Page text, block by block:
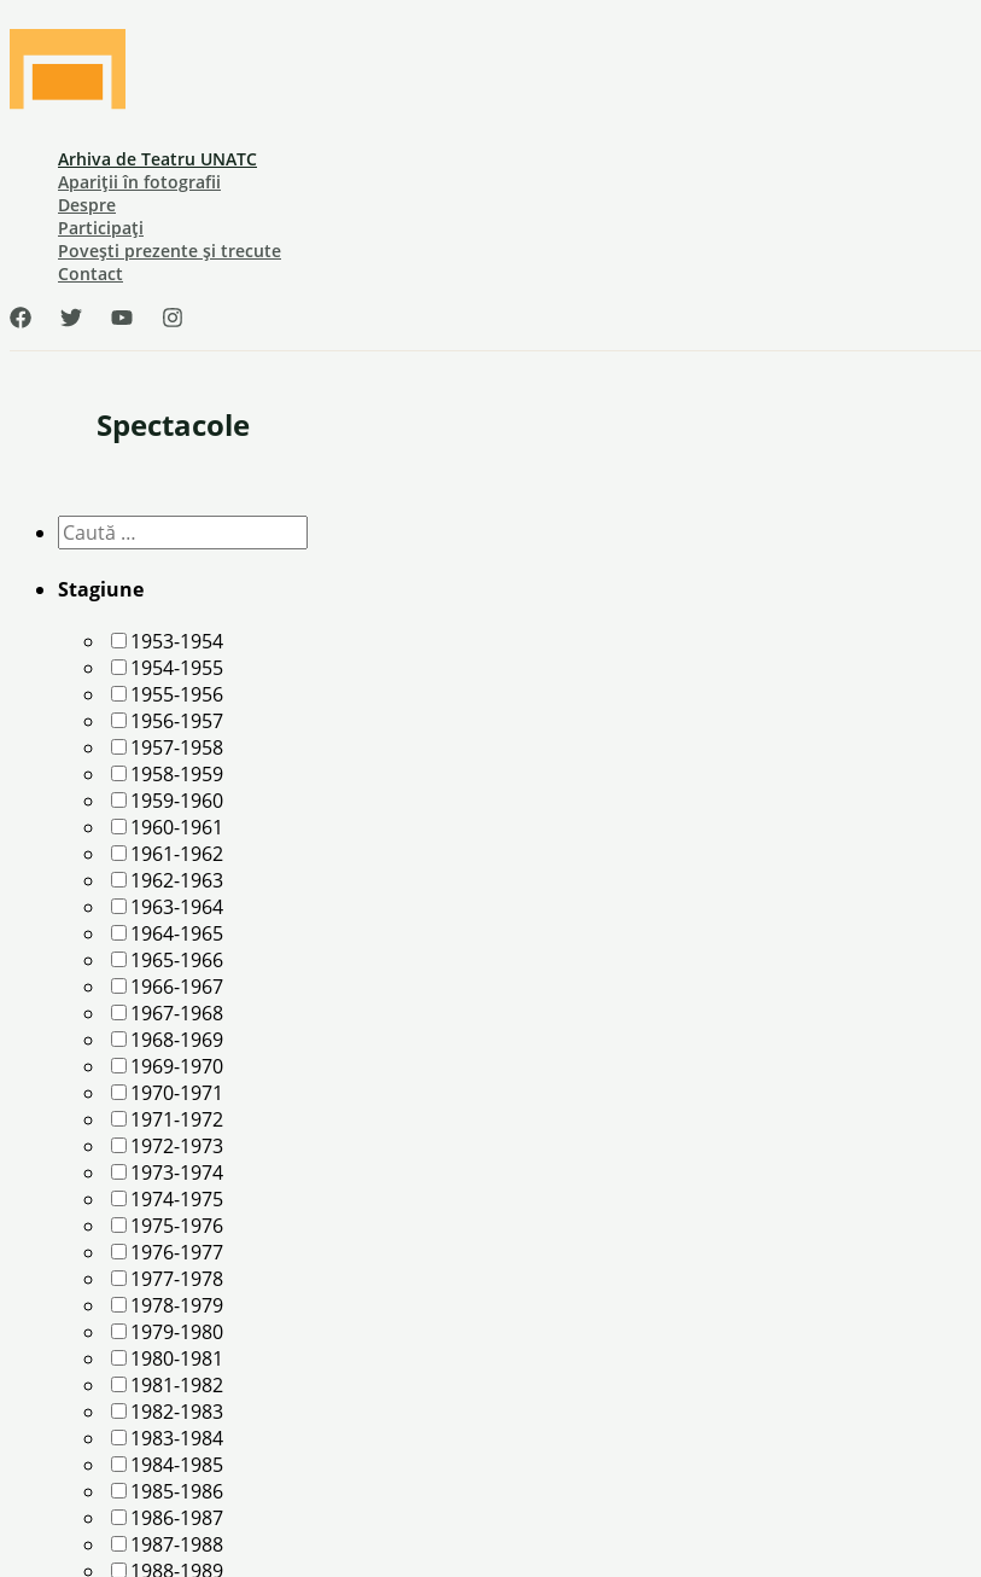
to
Arhiva de Teatru UNATC
Apariții în fotografii
Despre
Participați
Povești prezente și trecute
Contact
Spectacole
Stagiune
1953-1954
1954-1955
1955-1956
1956-1957
1957-1958
1958-1959
1959-1960
1960-1961
1961-1962
1962-1963
1963-1964
1964-1965
1965-1966
1966-1967
1967-1968
1968-1969
1969-1970
1970-1971
1971-1972
1972-1973
1973-1974
1974-1975
1975-1976
1976-1977
1977-1978
1978-1979
1979-1980
1980-1981
1981-1982
1982-1983
1983-1984
1984-1985
1985-1986
1986-1987
1987-1988
1988-1989